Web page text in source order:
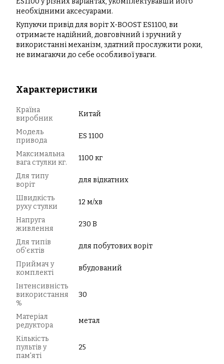
необхідними аксесуарами.
Купуючи привід для воріт X-BOOST ES1100, ви
отримаєте надійний, довговічний і зручний у
використанні механізм, здатний прослужити роки,
не вимагаючи до себе особливої уваги.
Характеристики
Країна
виробник
Китай
Модель
привода
ES 1100
Максимальна
вага стулки кг.
1100 кг
Для типу
воріт
для відкатних
Швидкість
руху стулки
12 м/хв
Напруга
живлення
230 В
Для типів
об'єктів
для побутових воріт
Приймач у
комплекті
вбудований
Інтенсивність
використання
%
30
Матеріал
редуктора
метал
Кількість
пультів у
пам'яті
25